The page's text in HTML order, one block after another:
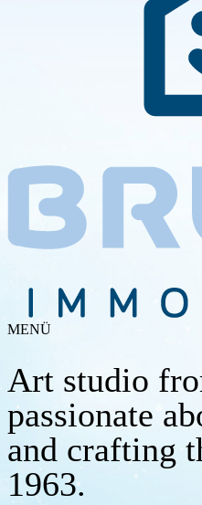
MENÜ
Art studio
passionate
and crafting
1963.